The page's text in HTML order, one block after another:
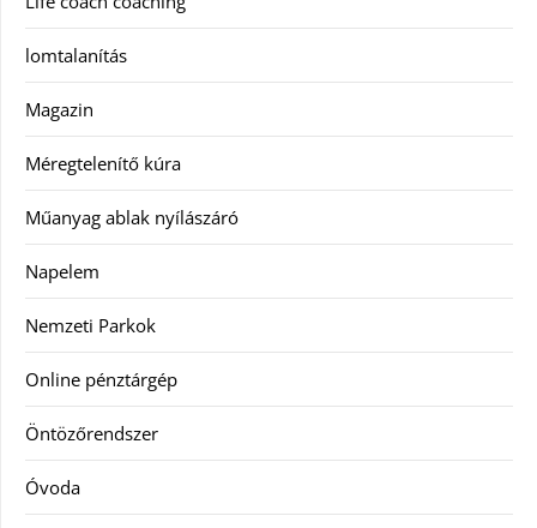
lomtalanítás
Magazin
Méregtelenítő kúra
Műanyag ablak nyílászáró
Napelem
Nemzeti Parkok
Online pénztárgép
Öntözőrendszer
Óvoda